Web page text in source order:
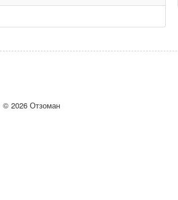
© 2026 Отзоман